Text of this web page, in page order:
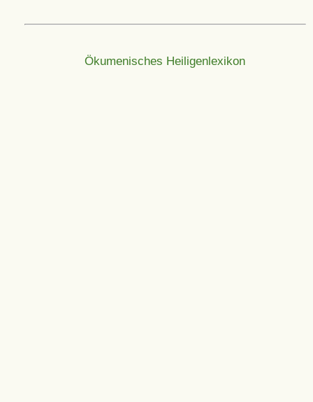
Ökumenisches Heiligenlexikon